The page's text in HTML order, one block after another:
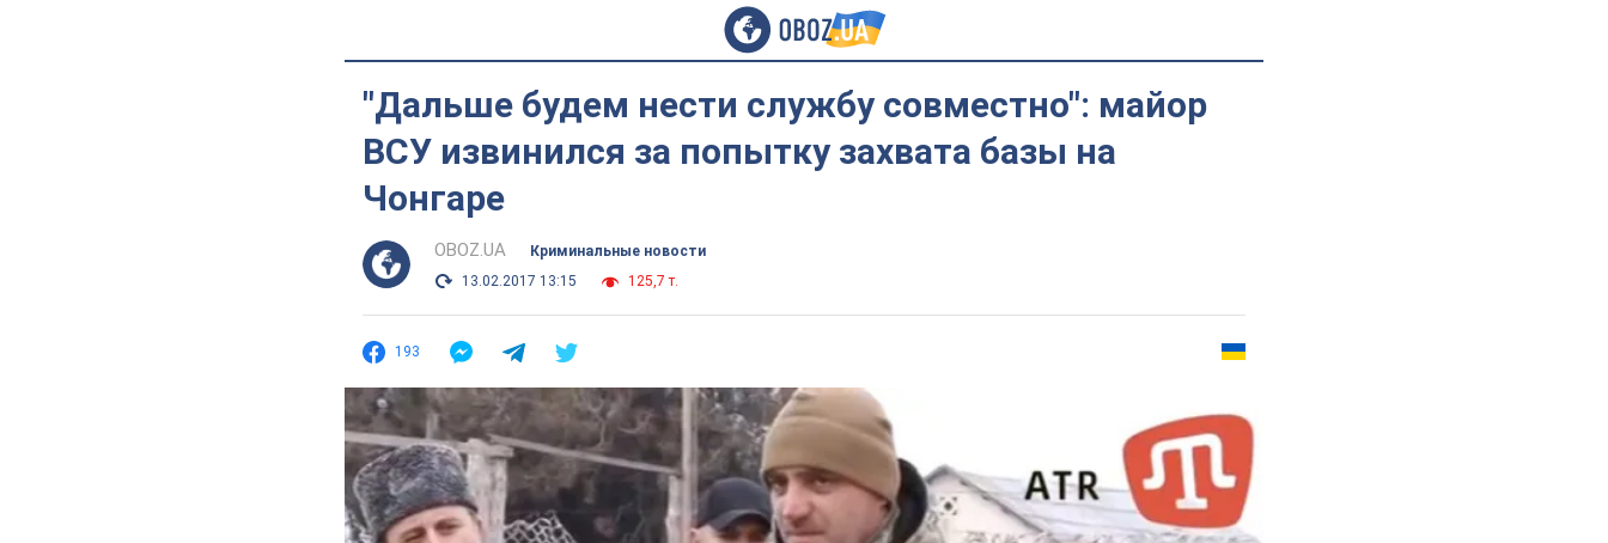
"Дальше будем нести службу совместно": майор
ВСУ извинился за попытку захвата базы на
Чонгаре
OBOZ.UA
Криминальные новости
13.02.2017 13:15
125,7 т.
193